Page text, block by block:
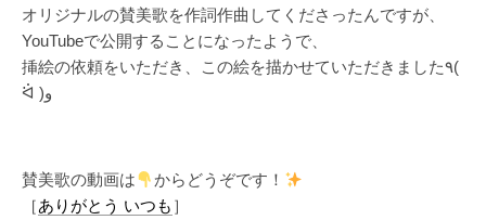
オリジナルの賛美歌を作詞作曲してくださったんですが、
YouTubeで公開することになったようで、
挿絵の依頼をいただき、この絵を描かせていただきました٩(
ᐛ )و
賛美歌の動画は
からどうぞです！
［ありがとう いつも ］